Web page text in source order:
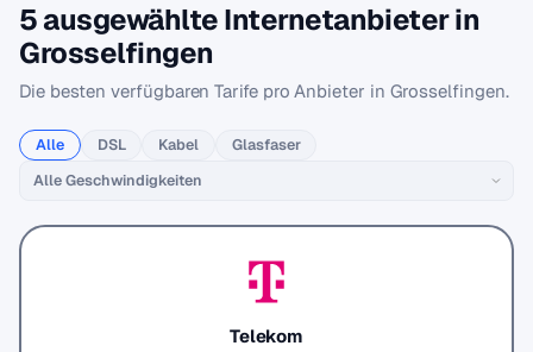
5 ausgewählte Internetanbieter in
Grosselfingen
Die besten verfügbaren Tarife pro Anbieter in Grosselfingen.
Alle DSL Kabel Glasfaser
Telekom